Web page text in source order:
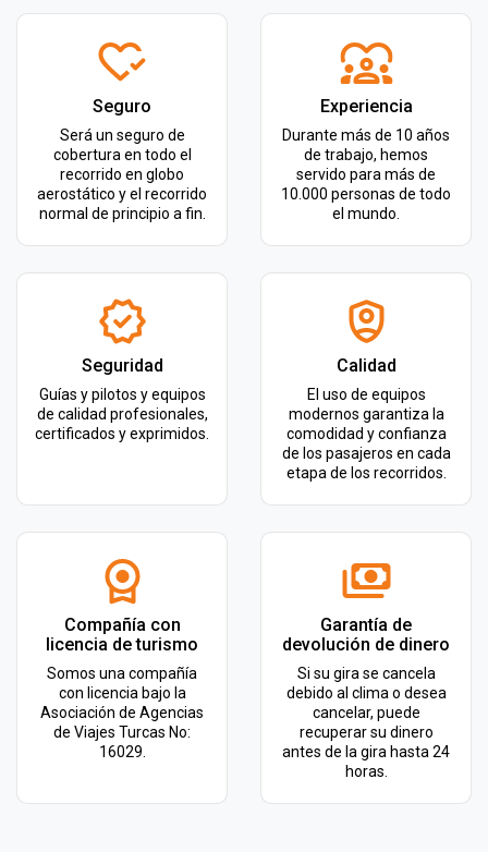
Seguro
Será un seguro de
cobertura en todo el
recorrido en globo
aerostático y el recorrido
normal de principio a fin.
Experiencia
Durante más de 10 años
de trabajo, hemos
servido para más de
10.000 personas de todo
el mundo.
Seguridad
Guías y pilotos y equipos
de calidad profesionales,
certificados y exprimidos.
Calidad
El uso de equipos
modernos garantiza la
comodidad y confianza
de los pasajeros en cada
etapa de los recorridos.
Compañía con
licencia de turismo
Somos una compañía
con licencia bajo la
Asociación de Agencias
de Viajes Turcas No:
16029.
Garantía de
devolución de dinero
Si su gira se cancela
debido al clima o desea
cancelar, puede
recuperar su dinero
antes de la gira hasta 24
horas.